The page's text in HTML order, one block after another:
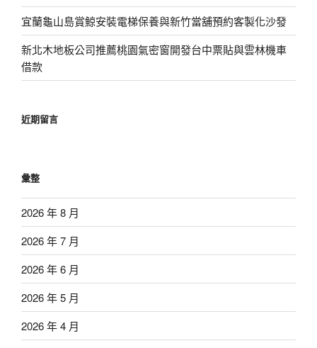
宜蘭龜山島賞鯨安裝電梯保養與新竹當舖預約客製化沙發
新北木地板公司推薦桃園氣密窗開發台中票貼與雲林機車
借款
近期留言
彙整
2026 年 8 月
2026 年 7 月
2026 年 6 月
2026 年 5 月
2026 年 4 月